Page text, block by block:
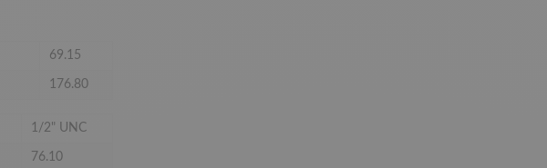
69.15
176.80
1/2" UNC
76.10